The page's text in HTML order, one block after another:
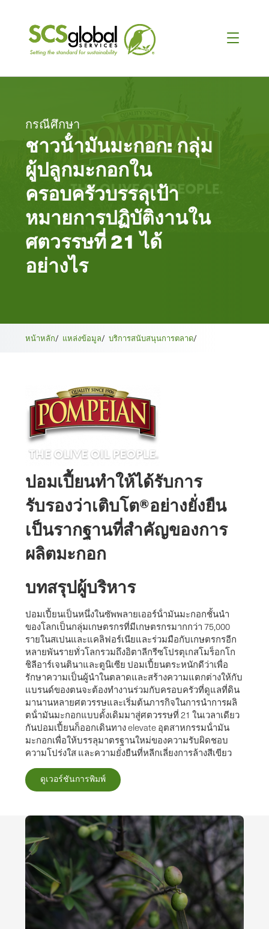
กรณีศึกษา
ชาวน้ํามันมะกอก: กลุ่ม
ผู้ปลูกมะกอกใน
ครอบครัวบรรลุเป้า
หมายการปฏิบัติงานใน
ศตวรรษที่ 21 ได้
อย่างไร
หน้าหลัก/ แหล่งข้อมูล/ บริการสนับสนุนการตลาด/
ปอมเปี้ยนทําให้ได้รับการ
รับรองว่าเติบโต®อย่างยั่งยืน
เป็นรากฐานที่สําคัญของการ
ผลิตมะกอก
บทสรุปผู้บริหาร
ปอมเปี้ยนเป็นหนึ่งในซัพพลายเออร์น้ํามันมะกอกชั้นนํา
ของโลกเป็นกลุ่มเกษตรกรที่มีเกษตรกรมากกว่า 75,000
รายในสเปนและแคลิฟอร์เนียและร่วมมือกับเกษตรกรอีก
หลายพันรายทั่วโลกรวมถึงอิตาลีกรีซโปรตุเกสโมร็อกโก
ชิลีอาร์เจนตินาและตูนิเซีย ปอมเปี้ยนตระหนักดีว่าเพื่อ
รักษาความเป็นผู้นําในตลาดและสร้างความแตกต่างให้กับ
แบรนด์ของตนจะต้องทํางานร่วมกับครอบครัวที่ดูแลที่ดิน
มานานหลายศตวรรษและเริ่มต้นภารกิจในการนําการผลิ
ตน้ํามันมะกอกแบบดั้งเดิมมาสู่ศตวรรษที่ 21 ในเวลาเดียว
กันปอมเปี้ยนก็ออกเดินทาง elevate อุตสาหกรรมน้ํามัน
มะกอกเพื่อให้บรรลุมาตรฐานใหม่ของความรับผิดชอบ
ความโปร่งใส และความยั่งยืนที่หลีกเลี่ยงการล้างสีเขียว
ดูเวอร์ชันการพิมพ์